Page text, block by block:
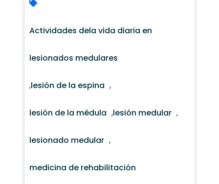
Actividades dela vida diaria en
lesionados medulares
,lesión de la espina ,
lesión de la médula ,lesión medular ,
lesionado medular ,
medicina de rehabilitación